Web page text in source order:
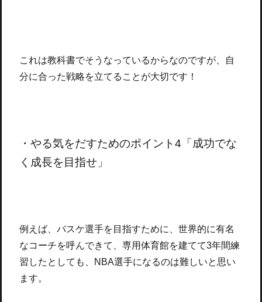
これは教科書でそうなっているからなのですが、自
分に合った戦略を立てることが大切です！
・やる気をだすためのポイント4「成功でな
く成長を目指せ」
例えば、バスケ選手を目指すために、世界的に有名
なコーチを呼んできて、専用体育館を建てて3年間練
習したとしても、NBA選手になるのは難しいと思い
ます。